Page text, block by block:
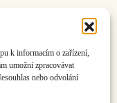
k informacím o zařízení,
umožní zpracovávat
nebo odvolání